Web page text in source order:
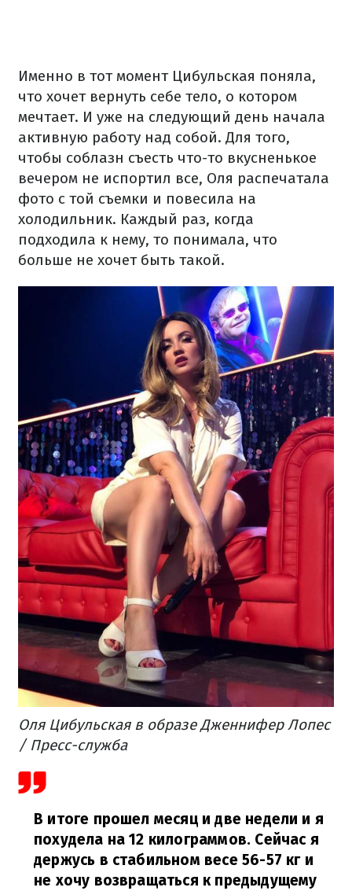
Именно в тот момент Цибульская поняла,
что хочет вернуть себе тело, о котором
мечтает. И уже на следующий день начала
активную работу над собой. Для того,
чтобы соблазн съесть что-то вкусненькое
вечером не испортил все, Оля распечатала
фото с той съемки и повесила на
холодильник. Каждый раз, когда
подходила к нему, то понимала, что
больше не хочет быть такой.
Оля Цибульская в образе Дженнифер Лопес
/ Пресс-служба
В итоге прошел месяц и две недели и я
похудела на 12 килограммов. Сейчас я
держусь в стабильном весе 56-57 кг и
не хочу возвращаться к предыдущему